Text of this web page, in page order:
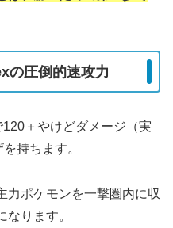
の圧倒的速攻力
＋やけどダメージ（実
持ちます。
力ポケモンを一撃圏内に収
ります。